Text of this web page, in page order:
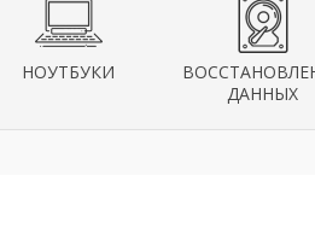
НОУТБУКИ
ДАННЫХ